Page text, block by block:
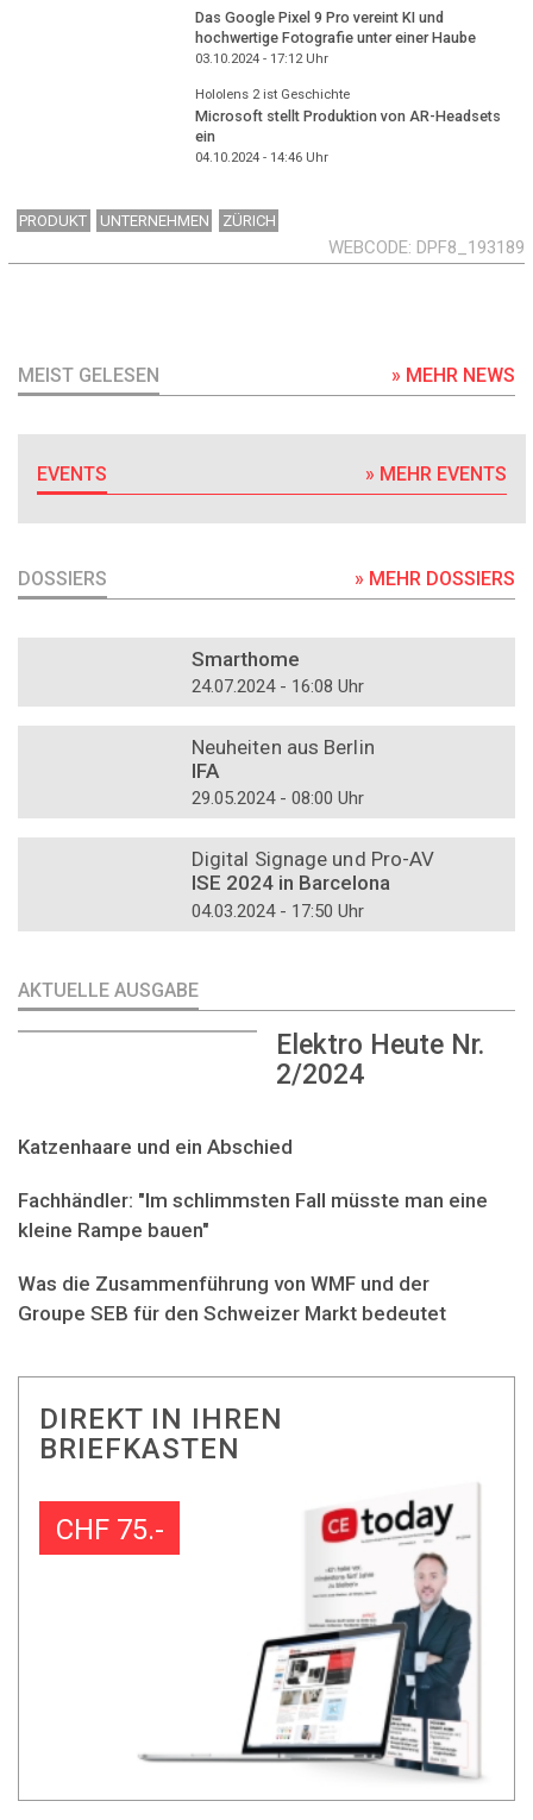
Das Google Pixel 9 Pro vereint KI und
hochwertige Fotografie unter einer Haube
03.10.2024 - 17:12Uhr
Hololens 2 ist Geschichte
Microsoft stellt Produktion von AR-Headsets
ein
04.10.2024 - 14:46Uhr
PRODUKT UNTERNEHMEN ZÜRICH
WEBCODE DPF8_193189
MEIST GELESEN » MEHR NEWS
EVENTS » MEHR EVENTS
DOSSIERS » MEHR DOSSIERS
Smarthome
24.07.2024 - 16:08 Uhr
Neuheiten aus Berlin
IFA
29.05.2024 - 08:00 Uhr
Digital Signage und Pro-AV
ISE 2024 in Barcelona
04.03.2024 - 17:50 Uhr
AKTUELLE AUSGABE
Elektro Heute Nr.
2/2024
Katzenhaare und ein Abschied
Fachhändler: "Im schlimmsten Fall müsste man eine
kleine Rampe bauen"
Was die Zusammenführung von WMF und der
Groupe SEB für den Schweizer Markt bedeutet
DIREKT IN IHREN
BRIEFKASTEN
CHF 75.-